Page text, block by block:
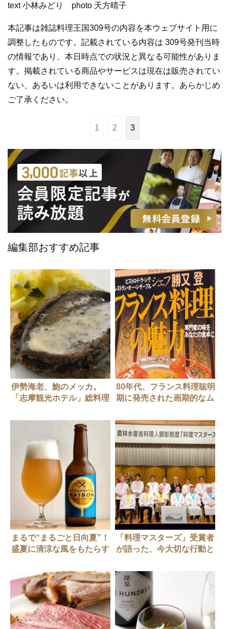
text 小林みどり photo 天方晴子
本記事は雑誌料理王国309号の内容を本ウェブサイト用に
調整したものです。記載されている内容は 309号発刊当時
の情報であり、本日時点での状況と異なる可能性がありま
す。掲載されている商品やサービスは現在は販売されてい
ない、あるいは利用できないことがあります。あらかじめ
ご了承ください。
1 2 3
編集部おすすめ記事
伊勢海老、鮑のメッカ。
「志摩観光ホテル」総料理
れ哲学
80年代、フランス料理聡明
期に発売された画期的なム
まるで“まるごと日向夏”！
盛夏に清涼な風をもたらす
「料理マスターズ」受賞者
が語った、今大切な行動と
重要性。